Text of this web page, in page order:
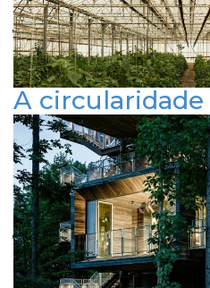
ARQUITETURA E
RESPONSABILIDADE
A circularidade
construção
em direção à
regenerativa
Publicado em 24 de maio de
ARQUITETURA E
RESPONSABILIDADE